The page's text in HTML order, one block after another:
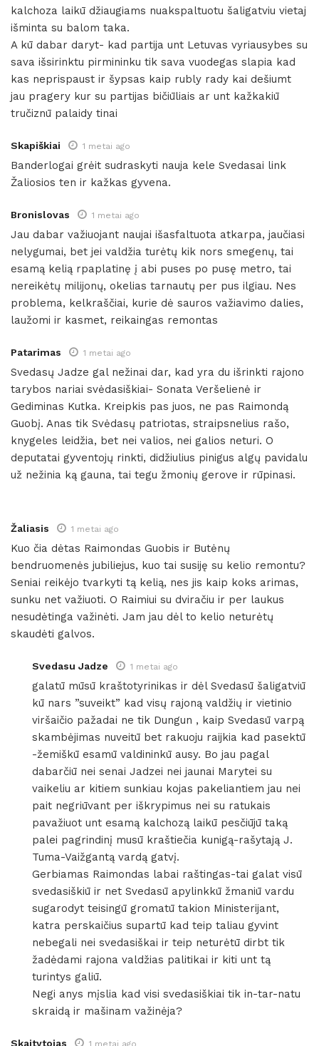
kalchoza laikū džiaugiams nuakspaltuotu šaligatviu vietaj
išminta su balom taka.
A kū dabar daryt- kad partija unt Letuvas vyriausybes su
sava išsirinktu pirmininku tik sava vuodegas slapia kad
kas neprispaust ir šypsas kaip rubly rady kai dešiumt
jau pragery kur su partijas bičiūliais ar unt kažkakiū
tručiznū palaidy tinai
Skapiškiai 1 metai ago
Banderlogai grėit sudraskyti nauja kele Svedasai link
Žaliosios ten ir kažkas gyvena.
Bronislovas 1 metai ago
Jau dabar važiuojant naujai išasfaltuota atkarpa, jaučiasi
nelygumai, bet jei valdžia turėtų kik nors smegenų, tai
esamą kelią rpaplatinę į abi puses po pusę metro, tai
nereikėtų milijonų, okelias tarnautų per pus ilgiau. Nes
problema, kelkraščiai, kurie dė sauros važiavimo dalies,
laužomi ir kasmet, reikaingas remontas
Patarimas 1 metai ago
Svedasų Jadze gal nežinai dar, kad yra du išrinkti rajono
tarybos nariai svėdasiškiai- Sonata Veršelienė ir
Gediminas Kutka. Kreipkis pas juos, ne pas Raimondą
Guobį. Anas tik Svėdasų patriotas, straipsnelius rašo,
knygeles leidžia, bet nei valios, nei galios neturi. O
deputatai gyventojų rinkti, didžiulius pinigus algų pavidalu
už nežinia ką gauna, tai tegu žmonių gerove ir rūpinasi.
Žaliasis 1 metai ago
Kuo čia dėtas Raimondas Guobis ir Butėnų
bendruomenės jubiliejus, kuo tai susiję su kelio remontu?
Seniai reikėjo tvarkyti tą kelią, nes jis kaip koks arimas,
sunku net važiuoti. O Raimiui su dviračiu ir per laukus
nesudėtinga važinėti. Jam jau dėl to kelio neturėtų
skaudėti galvos.
Svedasu Jadze 1 metai ago
galatū mūsū kraštotyrinikas ir dėl Svedasū šaligatviū
kū nars ”suveikt” kad visų rajoną valdžių ir vietinio
viršaičio pažadai ne tik Dungun , kaip Svedasū varpą
skambėjimas nuveitū bet rakuoju raijkia kad pasektū
-žemiškū esamū valdininkū ausy. Bo jau pagal
dabarčiū nei senai Jadzei nei jaunai Marytei su
vaikeliu ar kitiem sunkiau kojas pakeliantiem jau nei
pait negriūvant per iškrypimus nei su ratukais
pavažiuot unt esamą kalchozą laikū pesčiūjū taką
palei pagrindinį musū kraštiečia kunigą-rašytają J.
Tuma-Vaižgantą vardą gatvį.
Gerbiamas Raimondas labai raštingas-tai galat visū
svedasiškiū ir net Svedasū apylinkkū žmaniū vardu
sugarodyt teisingū gromatū takion Ministerijant,
katra perskaičius supartū kad teip taliau gyvint
nebegali nei svedasiškai ir teip neturėtū dirbt tik
žadėdami rajona valdžias palitikai ir kiti unt tą
turintys galiū.
Negi anys mįslia kad visi svedasiškiai tik in-tar-natu
skraidą ir mašinam važinėja?
Skaitytojas 1 metai ago